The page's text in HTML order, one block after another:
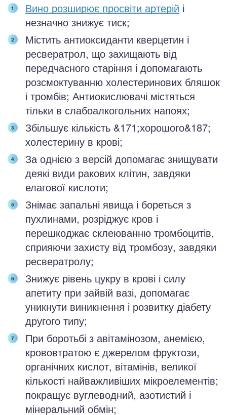
Вино розширює просвіти артерій і
незначно знижує тиск;
Містить антиоксиданти кверцетин і
ресвератрол, що захищають від
передчасного старіння і допомагають
розсмоктуванню холестеринових бляшок
і тромбів; Антиокислювачі містяться
тільки в слабоалкогольних напоях;
Збільшує кількість &171;хорошого&187;
холестерину в крові;
За однією з версій допомагає знищувати
деякі види ракових клітин, завдяки
елагової кислоти;
Знімає запальні явища і бореться з
пухлинами, розріджує кров і
перешкоджає склеюванню тромбоцитів,
сприяючи захисту від тромбозу, завдяки
ресвератролу;
Знижує рівень цукру в крові і силу
апетиту при зайвій вазі, допомагає
уникнути виникнення і розвитку діабету
другого типу;
При боротьбі з авітамінозом, анемією,
крововтратою є джерелом фруктози,
органічних кислот, вітамінів, великої
кількості найважливіших мікроелементів;
покращує вуглеводний, азотистий і
мінеральний обмін;